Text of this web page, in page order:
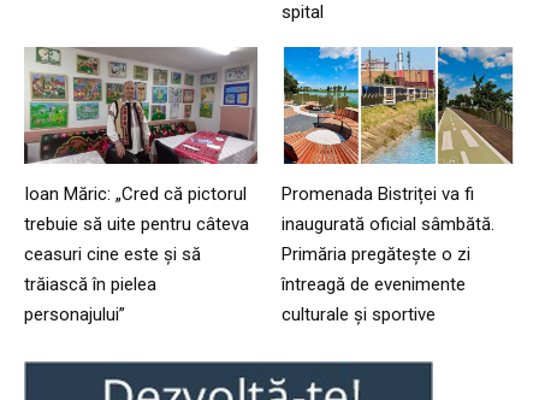
spital
Ioan Măric: „Cred că pictorul
trebuie să uite pentru câteva
ceasuri cine este și să
trăiască în pielea
personajului”
Promenada Bistriței va fi
inaugurată oficial sâmbătă.
Primăria pregătește o zi
întreagă de evenimente
culturale și sportive